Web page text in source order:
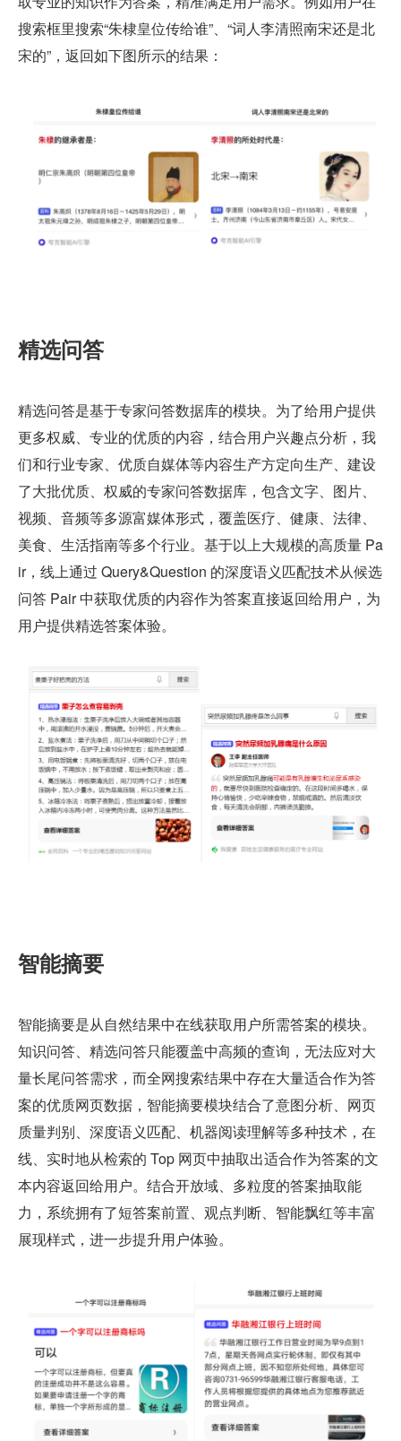
搜索框里搜索“朱棣皇位传给谁”、“词人李清照南宋还是北
宋的”，返回如下图所示的结果：
精选问答
精选问答是基于专家问答数据库的模块。为了给用户提供
更多权威、专业的优质的内容，结合用户兴趣点分析，我
们和行业专家、优质自媒体等内容生产方定向生产、建设
了大批优质、权威的专家问答数据库，包含文字、图片、
视频、音频等多源富媒体形式，覆盖医疗、健康、法律、
美食、生活指南等多个行业。基于以上大规模的高质量 Pa
ir，线上通过 Query&Question 的深度语义匹配技术从候选
问答 Pair 中获取优质的内容作为答案直接返回给用户，为
用户提供精选答案体验。
智能摘要
智能摘要是从自然结果中在线获取用户所需答案的模块。
知识问答、精选问答只能覆盖中高频的查询，无法应对大
量长尾问答需求，而全网搜索结果中存在大量适合作为答
案的优质网页数据，智能摘要模块结合了意图分析、网页
质量判别、深度语义匹配、机器阅读理解等多种技术，在
线、实时地从检索的 Top 网页中抽取出适合作为答案的文
本内容返回给用户。结合开放域、多粒度的答案抽取能
力，系统拥有了短答案前置、观点判断、智能飘红等丰富
展现样式，进一步提升用户体验。